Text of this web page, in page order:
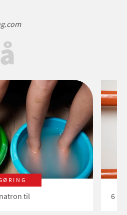
til 6